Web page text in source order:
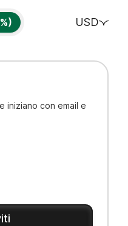
USD
iniziano con email e